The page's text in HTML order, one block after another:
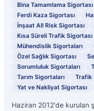
Bina Tamamlama Sigortası
Ferdi Kaza Sigortası
İnşaat All Risk Sigortası
Kısa Süreli Trafik Sigortası
Mühendislik Sigortaları
Özel Sağlık Sigortası
Sorumluluk Sigortaları
Tarım Sigortaları
Trafik
Yat ve Nakliyat Sigortası
Haziran 2012'de kurulan